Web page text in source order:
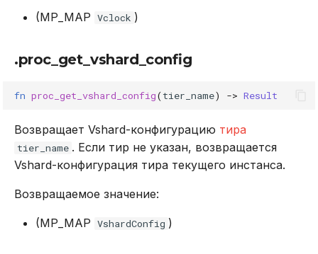
(MP_MAP Vclock )
.proc_get_vshard_config
fn proc_get_vshard_config(tier_name) -> Result
Возвращает Vshard-конфигурацию тира
tier_name . Если тир не указан, возвращается
Vshard-конфигурация тира текущего инстанса.
Возвращаемое значение:
(MP_MAP VshardConfig )